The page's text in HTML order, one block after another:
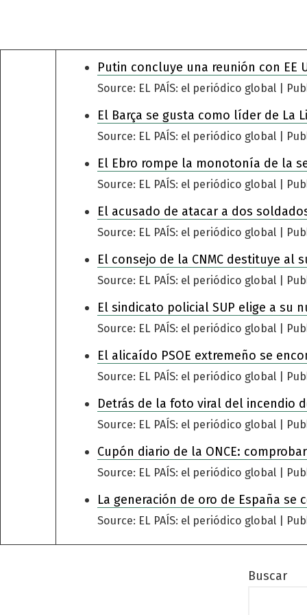
Putin concluye una reunión con EE
Source: EL PAÍS: el periódico global
El Barça se gusta como líder de La
Source: EL PAÍS: el periódico global
El Ebro rompe la monotonía de la
Source: EL PAÍS: el periódico global
El acusado de atacar a dos
Source: EL PAÍS: el periódico global
El consejo de la CNMC destituye
Source: EL PAÍS: el periódico global
El sindicato policial SUP elige a su
Source: EL PAÍS: el periódico global
El alicaído PSOE extremeño se
Source: EL PAÍS: el periódico global
Detrás de la foto viral del incendio
Source: EL PAÍS: el periódico global
Cupón diario de la ONCE:
Source: EL PAÍS: el periódico global
La generación de oro de España
Source: EL PAÍS: el periódico global
Buscar